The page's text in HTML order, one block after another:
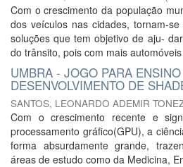
Com o crescimento da população
dos veículos nas cidades, tornam-
soluções que tem objetivo de aju-
do trânsito, pois com mais
UMBRA - JOGO PARA
DESENVOLVIMENTO DE
SANTOS, LEONARDO ADEMIR
Com o crescimento recente e
processamento gráfico(GPU), a
forma absurdamente grande,
áreas de estudo como da Medicina,